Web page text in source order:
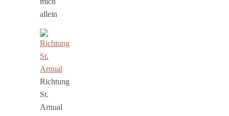
allein
Richtung
St.
Arnual